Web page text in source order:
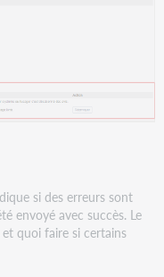
si des erreurs sont
envoyé avec succès. Le
quoi faire si certains